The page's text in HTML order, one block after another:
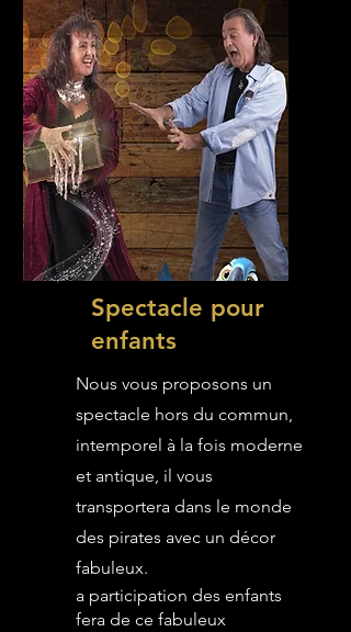
Spectacle pour
enfants
Nous vous proposons un
spectacle hors du commun,
intemporel à la fois moderne
et antique, il vous
transportera dans le monde
des pirates avec un décor
fabuleux.
a participation des enfants
fera de ce fabuleux